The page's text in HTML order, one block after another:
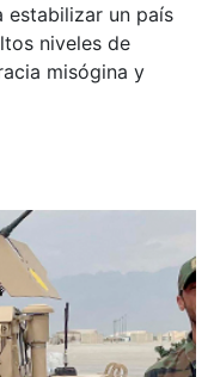
estabilizar un país
niveles de
misógina y